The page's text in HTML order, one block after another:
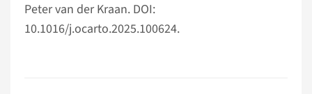
Peter van der Kraan. DOI:
10.1016/j.ocarto.2025.100624.